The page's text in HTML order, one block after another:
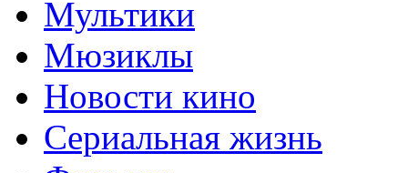
Мультики
Мюзиклы
Новости кино
Сериальная жизнь